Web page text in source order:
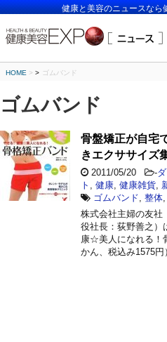
健康と美容のニュースなら
HOME > ゴムバンド
ゴムバンド
骨盤矯正が自宅
きエクササイズ
2011/05/20 -
ト
健康 健康雑貨
ゴムバンド 整体
株式会社主婦の友社
役社長：荻野善之）
康☆美人になれる！
かん、税込み1575